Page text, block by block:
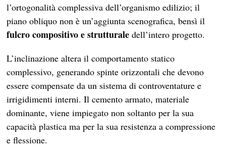
l’ortogonalità complessiva dell’organismo edilizio; il
piano obliquo non è un’aggiunta scenografica, bensì il
fulcro compositivo e strutturale dell’intero progetto.
L’inclinazione altera il comportamento statico
complessivo, generando spinte orizzontali che devono
essere compensate da un sistema di controventature e
irrigidimenti interni. Il cemento armato, materiale
dominante, viene impiegato non soltanto per la sua
capacità plastica ma per la sua resistenza a compressione
e flessione.